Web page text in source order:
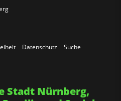
Datenschutz Suche
Stadt Nürnberg,